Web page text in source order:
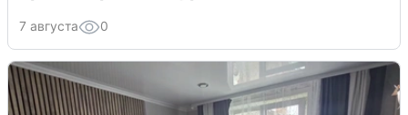
7 августа 0